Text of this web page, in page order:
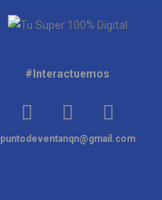
#Interactuemos
puntodeventanqn@gmail.com